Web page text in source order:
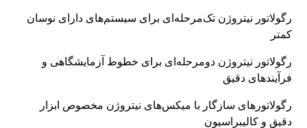
رگولاتور نیتروژن تک‌مرحله‌ای برای سیستم‌های دارای نوسان
کمتر
رگولاتور نیتروژن دو‌مرحله‌ای برای خطوط آزمایشگاهی و
فرآیندهای دقیق
رگولاتورهای سازگار با میکس‌های نیتروژن مخصوص ابزار
دقیق و کالیبراسیون